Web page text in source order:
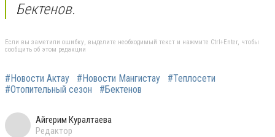
Бектенов.
Если вы заметили ошибку, выделите необходимый текст и нажмите Ctrl+Enter, чтобы
сообщить об этом редакции
#Новости Актау #Новости Мангистау
#Теплосети
#Отопительный сезон
#Бектенов
Айгерим Куралтаева
Редактор